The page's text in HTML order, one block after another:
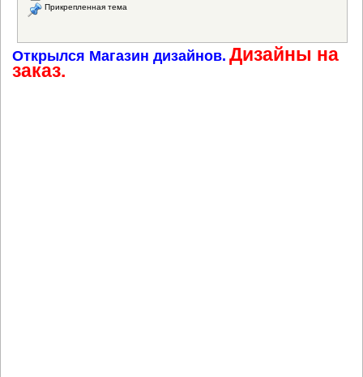
Прикрепленная тема
Открылся Магазин дизайнов. Дизайны на
заказ.